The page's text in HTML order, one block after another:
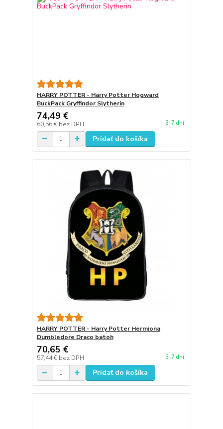
HARRY POTTER - Harry Potter Hogward
BuckPack Gryffindor Slytherin
74,49 €
60,56 € bez DPH 3-7 dní
Pridať do košíka
HARRY POTTER - Harry Potter Hermiona
Dumbledore Draco batoh
70,65 €
57,44 € bez DPH 3-7 dní
Pridať do košíka